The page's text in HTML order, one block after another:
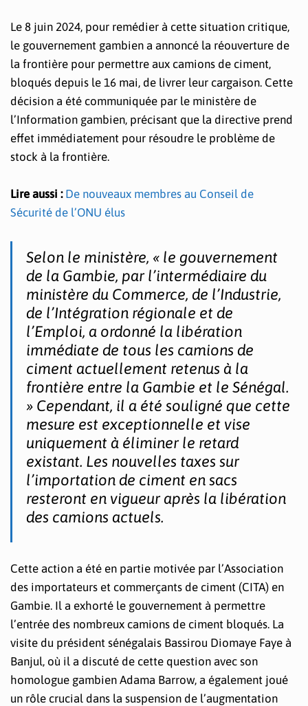
Le 8 juin 2024, pour remédier à cette situation critique,
le gouvernement gambien a annoncé la réouverture de
la frontière pour permettre aux camions de ciment,
bloqués depuis le 16 mai, de livrer leur cargaison. Cette
décision a été communiquée par le ministère de
l’Information gambien, précisant que la directive prend
effet immédiatement pour résoudre le problème de
stock à la frontière.
Lire aussi : De nouveaux membres au Conseil de
Sécurité de l’ONU élus
Selon le ministère, « le gouvernement
de la Gambie, par l’intermédiaire du
ministère du Commerce, de l’Industrie,
de l’Intégration régionale et de
l’Emploi, a ordonné la libération
immédiate de tous les camions de
ciment actuellement retenus à la
frontière entre la Gambie et le Sénégal.
» Cependant, il a été souligné que cette
mesure est exceptionnelle et vise
uniquement à éliminer le retard
existant. Les nouvelles taxes sur
l’importation de ciment en sacs
resteront en vigueur après la libération
des camions actuels.
Cette action a été en partie motivée par l’Association
des importateurs et commerçants de ciment (CITA) en
Gambie. Il a exhorté le gouvernement à permettre
l’entrée des nombreux camions de ciment bloqués. La
visite du président sénégalais Bassirou Diomaye Faye à
Banjul, où il a discuté de cette question avec son
homologue gambien Adama Barrow, a également joué
un rôle crucial dans la suspension de l’augmentation